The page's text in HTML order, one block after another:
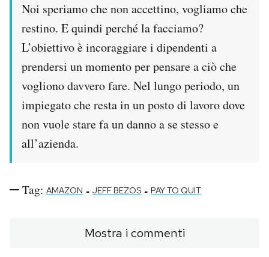
Noi speriamo che non accettino, vogliamo che
restino. E quindi perché la facciamo?
L’obiettivo è incoraggiare i dipendenti a
prendersi un momento per pensare a ciò che
vogliono davvero fare. Nel lungo periodo, un
impiegato che resta in un posto di lavoro dove
non vuole stare fa un danno a se stesso e
all’azienda.
Tag: AMAZON - JEFF BEZOS - PAY TO QUIT
Mostra i commenti